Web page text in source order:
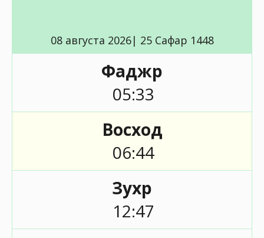
08 августа 2026| 25 Сафар 1448
Фаджр
05:33
Восход
06:44
Зухр
12:47